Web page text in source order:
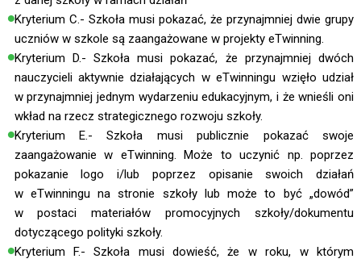
Kryterium C.- Szkoła musi pokazać, że przynajmniej dwie grupy
uczniów w szkole są zaangażowane w projekty eTwinning.
Kryterium D.- Szkoła musi pokazać, że przynajmniej dwóch
nauczycieli aktywnie działających w eTwinningu wzięło udział
w przynajmniej jednym wydarzeniu edukacyjnym, i że wnieśli oni
wkład na rzecz strategicznego rozwoju szkoły.
Kryterium E.- Szkoła musi publicznie pokazać swoje
zaangażowanie w eTwinning. Może to uczynić np. poprzez
pokazanie logo i/lub poprzez opisanie swoich działań
w eTwinningu na stronie szkoły lub może to być „dowód”
w postaci materiałów promocyjnych szkoły/dokumentu
dotyczącego polityki szkoły.
Kryterium F.- Szkoła musi dowieść, że w roku, w którym